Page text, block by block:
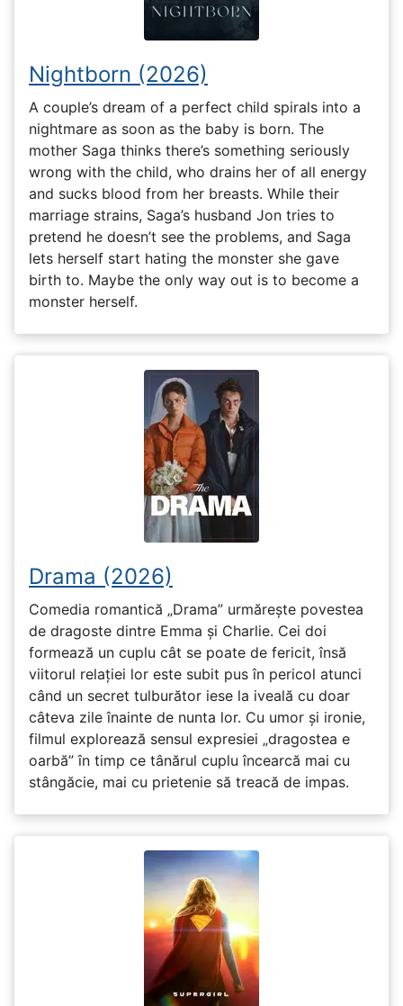
Nightborn (2026)
A couple’s dream of a perfect child spirals into a
nightmare as soon as the baby is born. The
mother Saga thinks there’s something seriously
wrong with the child, who drains her of all energy
and sucks blood from her breasts. While their
marriage strains, Saga’s husband Jon tries to
pretend he doesn’t see the problems, and Saga
lets herself start hating the monster she gave
birth to. Maybe the only way out is to become a
monster herself.
Drama (2026)
Comedia romantică „Drama” urmărește povestea
de dragoste dintre Emma și Charlie. Cei doi
formează un cuplu cât se poate de fericit, însă
viitorul relației lor este subit pus în pericol atunci
când un secret tulburător iese la iveală cu doar
câteva zile înainte de nunta lor. Cu umor și ironie,
filmul explorează sensul expresiei „dragostea e
oarbă” în timp ce tânărul cuplu încearcă mai cu
stângăcie, mai cu prietenie să treacă de impas.